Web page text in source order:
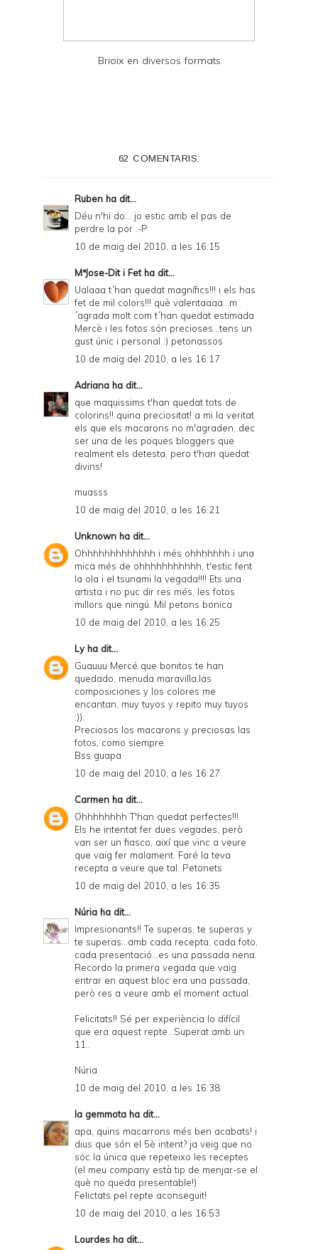
Brioix en diversos formats
62 COMENTARIS:
Ruben ha dit...
Déu n'hi do... jo estic amb el pas de
perdre la por :-P
10 de maig del 2010, a les 16:15
MªJose-Dit i Fetha dit...
Ualaaa t´han quedat magnífics!!! i els has
fet de mil colors!!! què valentaaaa...m
´agrada molt com t´han quedat estimada
Mercè i les fotos són precioses...tens un
gust únic i personal :) petonassos
10 de maig del 2010, a les 16:17
Adriana ha dit...
que maquissims t'han quedat tots de
colorins!! quina preciositat! a mi la veritat
els que els macarons no m'agraden, dec
ser una de les poques bloggers que
realment els detesta, pero t'han quedat
divins!
muasss
10 de maig del 2010, a les 16:21
Unknown ha dit...
Ohhhhhhhhhhhhh i més ohhhhhhh i una
mica més de ohhhhhhhhhhh, t'estic fent
la ola i el tsunami la vegada!!!! Ets una
artista i no puc dir res més, les fotos
millors que ningú. Mil petons bonica
10 de maig del 2010, a les 16:25
Lyha dit...
Guauuu Mercé que bonitos te han
quedado, menuda maravilla,las
composiciones y los colores me
encantan, muy tuyos y repito muy tuyos
:)).
Preciosos los macarons y preciosas las
fotos, como siempre.
Bss guapa
10 de maig del 2010, a les 16:27
Carmen ha dit...
Ohhhhhhhh T'han quedat perfectes!!!
Els he intentat fer dues vegades, però
van ser un fiasco, així que vinc a veure
que vaig fer malament. Faré la teva
recepta a veure que tal. Petonets
10 de maig del 2010, a les 16:35
Núria ha dit...
Impresionants!! Te superas, te superas y
te superas...amb cada recepta, cada foto,
cada presentació...es una passada nena.
Recordo la primera vegada que vaig
entrar en aquest bloc era una passada,
però res a veure amb el moment actual.
Felicitats!! Sé per experiència lo difícil
que era aquest repte...Superat amb un
11..
Núria
10 de maig del 2010, a les 16:38
la gemmota ha dit...
apa, quins macarrons més ben acabats! i
dius que són el 5è intent? ja veig que no
sóc la única que repeteixo les receptes
(el meu company està tip de menjar-se el
què no queda presentable!)
Felictats pel repte aconseguit!
10 de maig del 2010, a les 16:53
Lourdes ha dit...